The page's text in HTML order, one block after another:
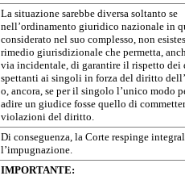
La situazione sarebbe diversa soltanto se
nell’ordinamento giuridico nazionale in
considerato nel suo complesso, non
rimedio giurisdizionale che permetta,
via incidentale, di garantire il rispetto
spettanti ai singoli in forza del diritto
o, ancora, se per il singolo l’unico modo
adire un giudice fosse quello di
violazioni del diritto.
Di conseguenza, la Corte respinge
l’impugnazione.
IMPORTANTE: